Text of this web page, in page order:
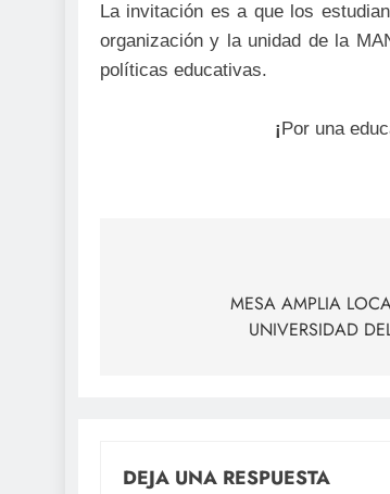
La invitación es a que los
organización y la unidad de la
políticas educativas.
¡ Por una
MESA AMPLIA
UNIVERSIDAD
DEJA UNA RESPUESTA